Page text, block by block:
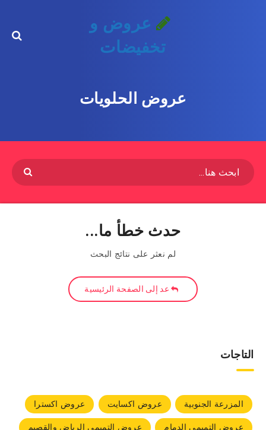
عروض و
تخفيضات
عروض الحلويات
حدث خطأ ما...
لم نعثر على نتائج البحث
عد إلى الصفحة الرئيسية
التاجات
المزرعة الجنوبية عروض اكسايت
عروض اكسترا
عروض التميمي الدمام
عروض التميمي الرياض والقصيم